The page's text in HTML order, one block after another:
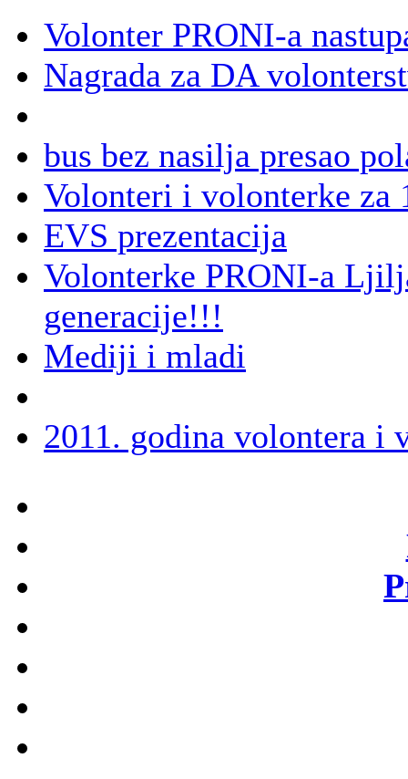
Volonter PRONI-a
Nagrada za DA
bus bez nasilja presao
Volonteri i volonterke za
EVS prezentacija
Volonterke PRONI-a
generacije!!!
Mediji i mladi
2011. godina volontera i